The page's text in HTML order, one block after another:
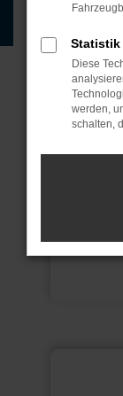
Statistik
Diese
werden,
schalten,